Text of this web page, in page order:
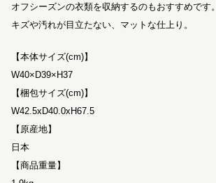
オフシーズンの衣類を収納するのもおすすめです。
キズや汚れが目立たない、マットな仕上り。
【本体サイズ(cm)】
W40×D39×H37
【梱包サイズ(cm)】
W42.5xD40.0xH67.5
【原産地】
日本
【商品重量】